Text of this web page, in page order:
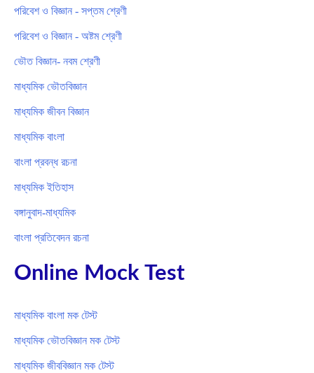
পরিবেশ ও বিজ্ঞান - সপ্তম শ্রেণী
পরিবেশ ও বিজ্ঞান - অষ্টম শ্রেণী
ভৌত বিজ্ঞান- নবম শ্রেণী
মাধ্যমিক ভৌতবিজ্ঞান
মাধ্যমিক জীবন বিজ্ঞান
মাধ্যমিক বাংলা
বাংলা প্রবন্ধ রচনা
মাধ্যমিক ইতিহাস
বঙ্গানুবাদ-মাধ্যমিক
বাংলা প্রতিবেদন রচনা
Online Mock Test
মাধ্যমিক বাংলা মক টেস্ট
মাধ্যমিক ভৌতবিজ্ঞান মক টেস্ট
মাধ্যমিক জীববিজ্ঞান মক টেস্ট